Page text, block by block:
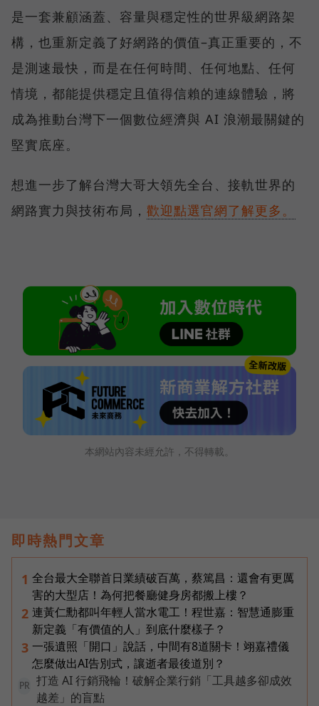
是一套兼顧涵蓋、容量與穩定性的世界級網路架
構，也重新定義了好網路的價值–真正重要的，不
是測速最快，而是在任何時間、任何地點、任何
情境，都能提供穩定且值得信賴的連線體驗，將
成為推動台灣下一個數位經濟與 AI 浪潮最關鍵的
堅實底座。
想進一步了解台灣大哥大領先全台、接軌世界的
網路實力與技術布局， 歡迎點選官網了解更多。
本網站內容未經允許，不得轉載。
即時熱門文章
1 全台最大全聯首日業績破百萬，蔡篤昌：還會有更厲
害的大型店！為何把餐廳健身房都搬上樓？
2 連黃仁勳都叫年輕人當水電工！程世嘉：智慧通膨重
新定義「有價值的人」到底什麼樣子？
3 一張遺照「開口」說話，中間有8道關卡！翊嘉禮儀
怎麼做出AI告別式，讓逝者最後道別？
PR
打造 AI 行銷飛輪！破解企業行銷「工具越多卻成效
越差」的盲點